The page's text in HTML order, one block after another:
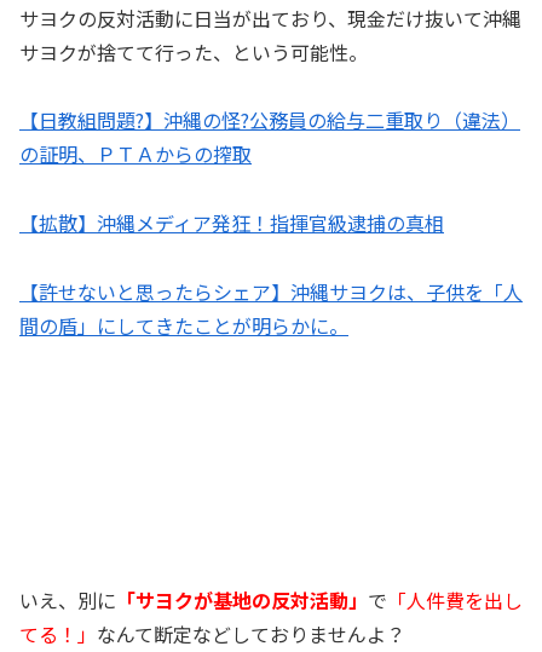
サヨクの反対活動に日当が出ており、現金だけ抜いて沖縄
サヨクが捨てて行った、という可能性。
【日教組問題?】沖縄の怪?公務員の給与二重取り（違法）
の証明、ＰＴＡからの搾取
【拡散】沖縄メディア発狂！指揮官級逮捕の真相
【許せないと思ったらシェア】沖縄サヨクは、子供を「人
間の盾」にしてきたことが明らかに。
いえ、別に 「サヨクが基地の反対活動」 で 「人件費を出し
てる！」 なんて断定などしておりませんよ？